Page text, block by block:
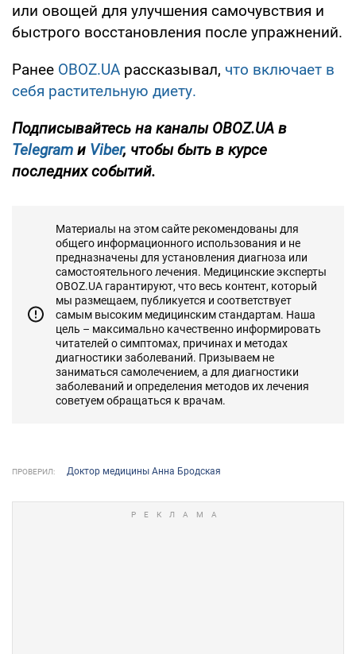
или овощей для улучшения самочувствия и
быстрого восстановления после упражнений.
Ранее OBOZ.UA рассказывал, что включает в
себя растительную диету.
Подписывайтесь на каналы OBOZ.UA в
Telegram и Viber, чтобы быть в курсе
последних событий.
Материалы на этом сайте рекомендованы для
общего информационного использования и не
предназначены для установления диагноза или
самостоятельного лечения. Медицинские эксперты
OBOZ.UA гарантируют, что весь контент, который
мы размещаем, публикуется и соответствует
самым высоким медицинским стандартам. Наша
цель – максимально качественно информировать
читателей о симптомах, причинах и методах
диагностики заболеваний. Призываем не
заниматься самолечением, а для диагностики
заболеваний и определения методов их лечения
советуем обращаться к врачам.
ПРОВЕРИЛ: Доктор медицины Анна Бродская